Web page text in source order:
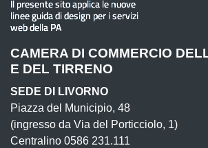
CAMERA DI COMMERCIO
E DEL TIRRENO
SEDE DI LIVORNO
Piazza del Municipio, 48
(ingresso da Via del Porticciolo, 1)
Centralino 0586 231.111